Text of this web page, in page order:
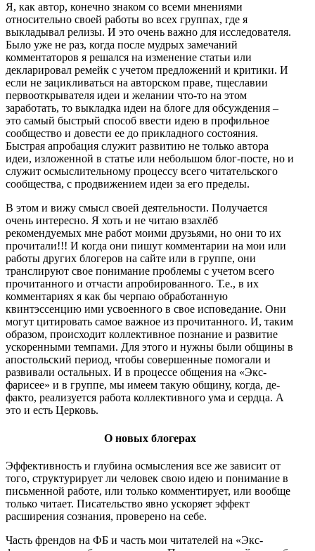
Я, как автор, конечно знаком со всеми мнениями
относительно своей работы во всех группах, где я
выкладывал релизы. И это очень важно для исследователя.
Было уже не раз, когда после мудрых замечаний
комментаторов я решался на изменение статьи или
декларировал ремейк с учетом предложений и критики. И
если не зацикливаться на авторском праве, тщеславии
первооткрывателя идеи и желании что-то на этом
заработать, то выкладка идеи на блоге для обсуждения –
это самый быстрый способ ввести идею в профильное
сообщество и довести ее до прикладного состояния.
Быстрая апробация служит развитию не только автора
идеи, изложенной в статье или небольшом блог-посте, но и
служит осмыслительному процессу всего читательского
сообщества, с продвижением идеи за его пределы.
В этом и вижу смысл своей деятельности. Получается
очень интересно. Я хоть и не читаю взахлёб
рекомендуемых мне работ моими друзьями, но они то их
прочитали!!! И когда они пишут комментарии на мои или
работы других блогеров на сайте или в группе, они
транслируют свое понимание проблемы с учетом всего
прочитанного и отчасти апробированного. Т.е., в их
комментариях я как бы черпаю обработанную
квинтэссенцию ими усвоенного в свое исповедание. Они
могут цитировать самое важное из прочитанного. И, таким
образом, происходит коллективное познание и развитие
ускоренными темпами. Для этого и нужны были общины в
апостольский период, чтобы совершенные помогали и
развивали остальных. И в процессе общения на «Экс-
фарисее» и в группе, мы имеем такую общину, когда, де-
факто, реализуется работа коллективного ума и сердца. А
это и есть Церковь.
О новых блогерах
Эффективность и глубина осмысления все же зависит от
того, структурирует ли человек свою идею и понимание в
письменной работе, или только комментирует, или вообще
только читает. Писательство явно ускоряет эффект
расширения сознания, проверено на себе.
Часть френдов на ФБ и часть мои читателей на «Экс-